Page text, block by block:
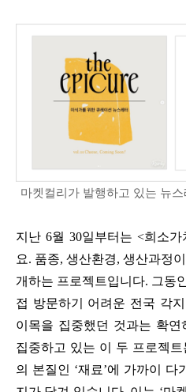
마켓컬리가 발행하고 있는 뉴
지난 6월 30일부터는 <희소
요. 품종, 생산환경, 생산과정
개하는 프로젝트입니다. 그동
접 방문하기 어려운 전국 각
이목을 집중했던 것과는 확연
집중하고 있는 이 두 프로젝
의 본질인 ‘재료’에 가까이 다